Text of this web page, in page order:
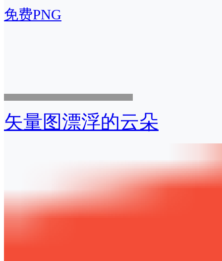
免费PNG
矢量图漂浮的云朵